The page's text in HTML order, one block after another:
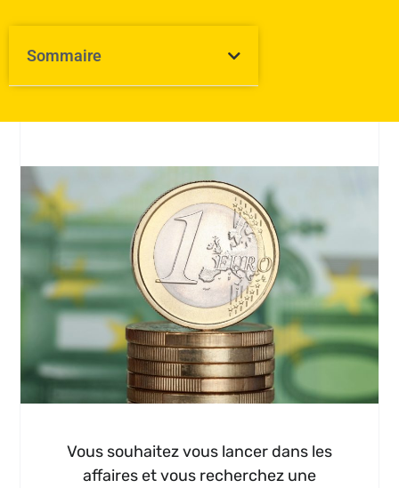
Sommaire
Vous souhaitez vous lancer dans les
affaires et vous recherchez une